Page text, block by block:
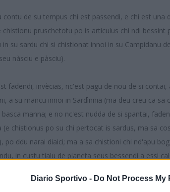
Diario Sportivo - Do Not Process
de su tempus chi est passendi, e chi est una
chistionu pruschetotu po is artìculus chi ndi bessint
su sardu chi si chistionat innoi in su Campidanu
nàsciu e pàsciu).
fadendi, invècias, nc'est pagu de nou de si contai,
a su mancu innoi in Sardìnnia (ma deu creu ca
manna; e no nc'est nudda de si spantai,
(e chistionus po su chi pertocat is sardus, ma sa
po ddu narai diaici; ma a sa chistioni chi nd'apu
in custu tialu de pianeta seus bessendi a essi
prus de otu miliardus, giai giai otu miliardus e
su contu ca in su duamilla e ses festus ses